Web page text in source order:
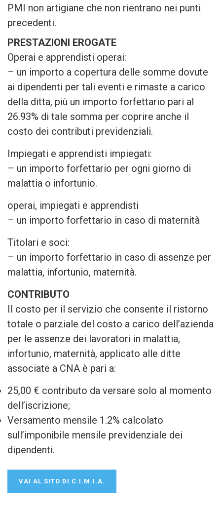
PMI non artigiane che non rientrano nei punti
precedenti.
PRESTAZIONI EROGATE
Operai e apprendisti operai:
– un importo a copertura delle somme dovute
ai dipendenti per tali eventi e rimaste a carico
della ditta, più un importo forfettario pari al
26.93% di tale somma per coprire anche il
costo dei contributi previdenziali.
Impiegati e apprendisti impiegati:
– un importo forfettario per ogni giorno di
malattia o infortunio.
operai, impiegati e apprendisti
– un importo forfettario in caso di maternità
Titolari e soci:
– un importo forfettario in caso di assenze per
malattia, infortunio, maternità.
CONTRIBUTO
Il costo per il servizio che consente il ristorno
totale o parziale del costo a carico dell’azienda
per le assenze dei lavoratori in malattia,
infortunio, maternità, applicato alle ditte
associate a CNA è pari a:
25,00 € contributo da versare solo al momento
dell’iscrizione;
Versamento mensile 1.2% calcolato
sull’imponibile mensile previdenziale dei
dipendenti.
VAI AL SITO DI C.I.M.I.A.